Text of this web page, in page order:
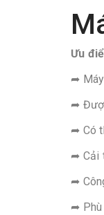
Ưu
➦
➦
➦ Có
➦ Cải
➦
➦ Phù